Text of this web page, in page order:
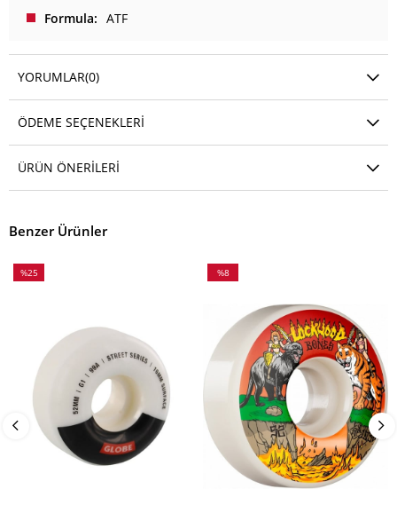
Formula
ATF
YORUMLAR(0)
ÖDEME SEÇENEKLERI
ÜRÜN ÖNERILERI
Benzer Ürünler
%25
%8